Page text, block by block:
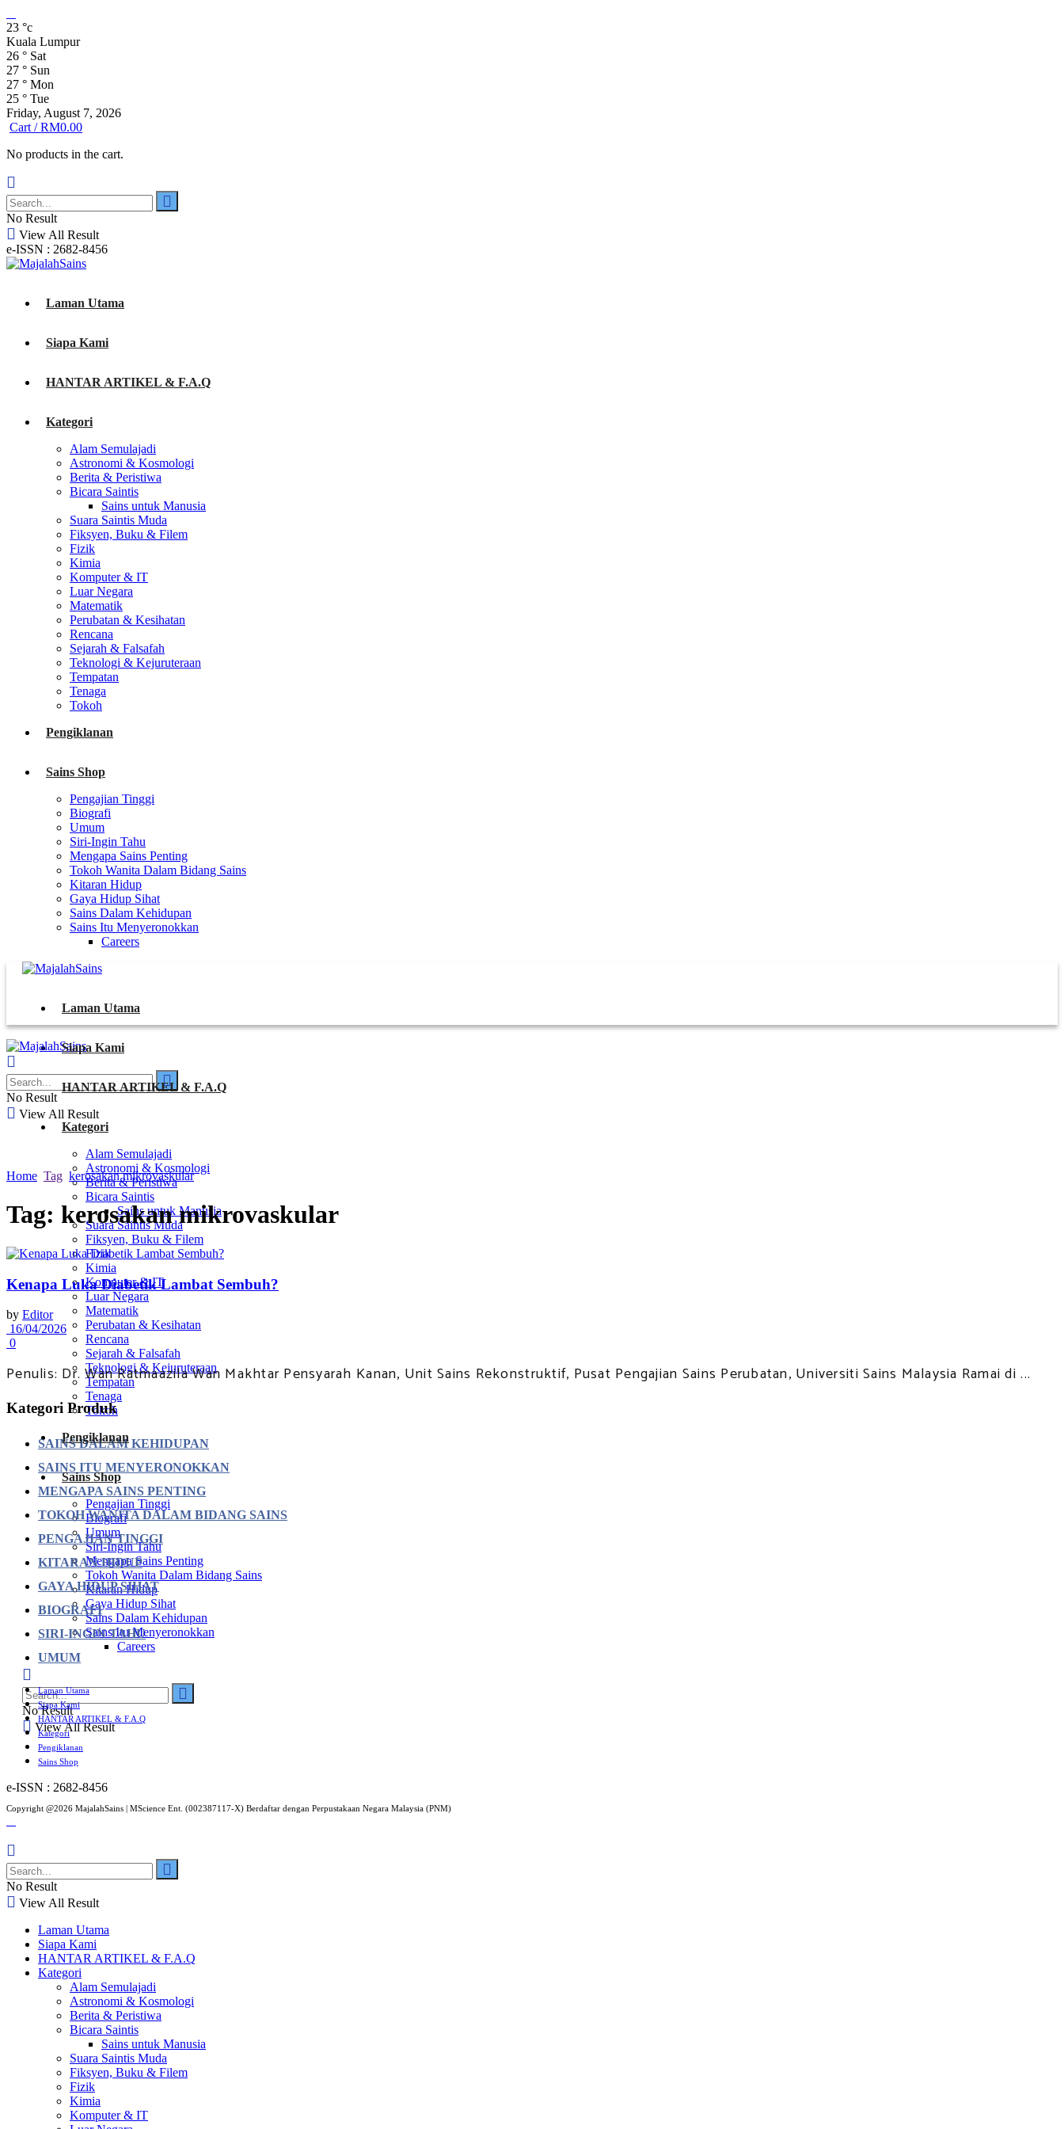
23 °c
Kuala Lumpur
26 ° Sat
27 ° Sun
27 ° Mon
25 ° Tue
Friday, August 7, 2026
Cart /RM0.00
No products in the cart.
No Result
View All Result
e-ISSN : 2682-8456
Laman Utama
Siapa Kami
HANTAR ARTIKEL & F.A.Q
Kategori
Alam Semulajadi
Astronomi & Kosmologi
Berita & Peristiwa
Bicara Saintis
Sains untuk Manusia
Suara Saintis Muda
Fiksyen, Buku & Filem
Fizik
Kimia
Komputer & IT
Luar Negara
Matematik
Perubatan & Kesihatan
Rencana
Sejarah & Falsafah
Teknologi & Kejuruteraan
Tempatan
Tenaga
Tokoh
Pengiklanan
Sains Shop
Pengajian Tinggi
Biografi
Umum
Siri-Ingin Tahu
Mengapa Sains Penting
Tokoh Wanita Dalam Bidang Sains
Kitaran Hidup
Gaya Hidup Sihat
Sains Dalam Kehidupan
Sains Itu Menyeronokkan
Careers
Laman Utama
Siapa Kami
HANTAR ARTIKEL & F.A.Q
Kategori
Alam Semulajadi
Astronomi & Kosmologi
Berita & Peristiwa
Bicara Saintis
Sains untuk Manusia
Suara Saintis Muda
Fiksyen, Buku & Filem
Fizik
Kimia
Komputer & IT
Luar Negara
Matematik
Perubatan & Kesihatan
Rencana
Sejarah & Falsafah
Teknologi & Kejuruteraan
Tempatan
Tenaga
Tokoh
Pengiklanan
Sains Shop
Pengajian Tinggi
Biografi
Umum
Siri-Ingin Tahu
Mengapa Sains Penting
Tokoh Wanita Dalam Bidang Sains
Kitaran Hidup
Gaya Hidup Sihat
Sains Dalam Kehidupan
Sains Itu Menyeronokkan
Careers
No Result
View All Result
No Result
View All Result
Home Tag kerosakan mikrovaskular
Tag: kerosakan mikrovaskular
Kenapa Luka Diabetik Lambat Sembuh?
by Editor
16/04/2026
0
Penulis: Dr. Wan Ratmaazila Wan Makhtar Pensyarah Kanan, Unit Sains Rekonstruktif, Pusat Pengajian Sains Perubatan, Universiti Sains Malaysia Ramai di ...
Kategori Produk
SAINS DALAM KEHIDUPAN
SAINS ITU MENYERONOKKAN
MENGAPA SAINS PENTING
TOKOH WANITA DALAM BIDANG SAINS
PENGAJIAN TINGGI
KITARAN HIDUP
GAYA HIDUP SIHAT
BIOGRAFI
SIRI-INGIN TAHU
UMUM
Laman Utama
Siapa Kami
HANTAR ARTIKEL & F.A.Q
Kategori
Pengiklanan
Sains Shop
e-ISSN : 2682-8456
Copyright @2026 MajalahSains | MScience Ent. (002387117-X) Berdaftar dengan Perpustakaan Negara Malaysia (PNM)
No Result
View All Result
Laman Utama
Siapa Kami
HANTAR ARTIKEL & F.A.Q
Kategori
Alam Semulajadi
Astronomi & Kosmologi
Berita & Peristiwa
Bicara Saintis
Sains untuk Manusia
Suara Saintis Muda
Fiksyen, Buku & Filem
Fizik
Kimia
Komputer & IT